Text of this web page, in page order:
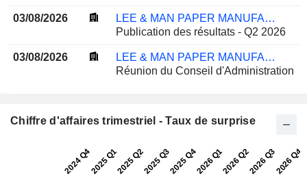
03/08/2026
LEE & MAN PAPER MANUFACTURING LIMITED
Publication des résultats - Q2 2026
03/08/2026
LEE & MAN PAPER MANUFACTURING LIMITED
Réunion du Conseil d'Administration
Chiffre d'affaires trimestriel - Taux de surprise